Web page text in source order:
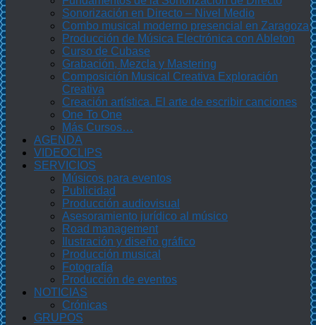
Sonorización en Directo – Nivel Medio
Combo musical moderno presencial en Zaragoza
Producción de Música Electrónica con Ableton
Curso de Cubase
Grabación, Mezcla y Mastering
Composición Musical Creativa Exploración
Creativa
Creación artística. El arte de escribir canciones
One To One
Más Cursos…
AGENDA
VIDEOCLIPS
SERVICIOS
Músicos para eventos
Publicidad
Producción audiovisual
Asesoramiento jurídico al músico
Road management
Ilustración y diseño gráfico
Producción musical
Fotografía
Producción de eventos
NOTICIAS
Crónicas
GRUPOS